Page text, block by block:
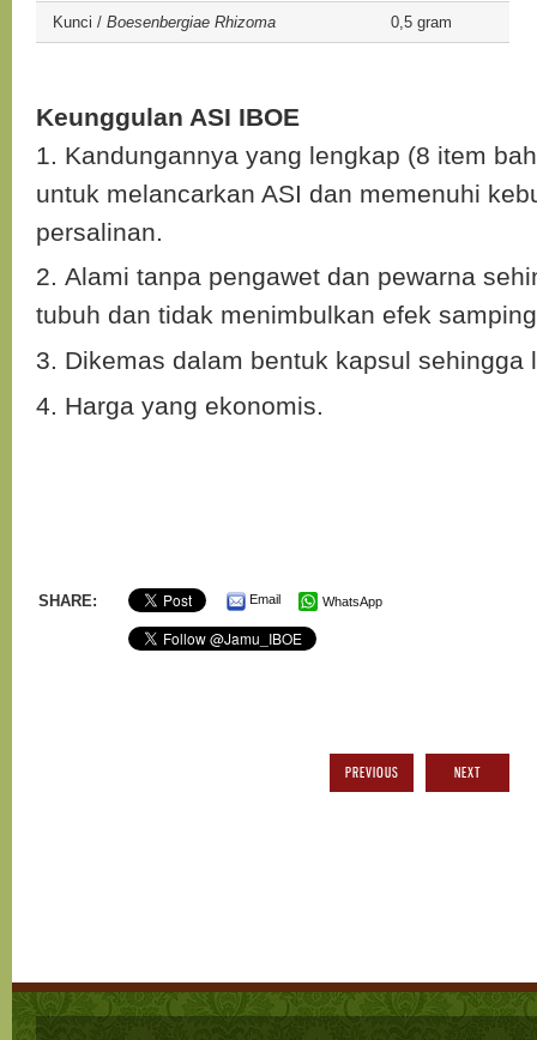
Kunci / Boesenbergiae Rhizoma 0,5 gram
Keunggulan ASI IBOE
Kandungannya yang lengkap (8 item
untuk melancarkan ASI dan memenuhi
persalinan.
Alami tanpa pengawet dan pewarna
tubuh dan tidak menimbulkan efek
Dikemas dalam bentuk kapsul sehingga
Harga yang ekonomis.
SHARE: Email WhatsApp
PREVIOUS NEXT